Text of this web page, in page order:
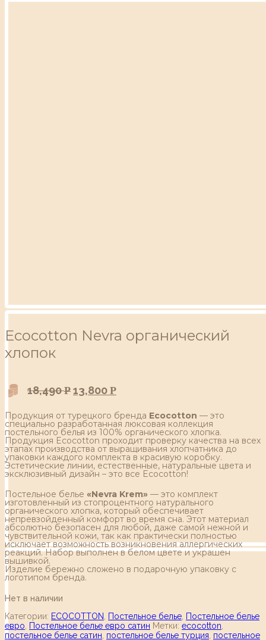
Ecocotton Nevra органический
хлопок
18,490Р 13,800 Р
Продукция от турецкого бренда Ecocotton — это
специально разработанная люксовая коллекция
постельного белья из 100% органического хлопка.
Продукция Ecocotton проходит проверку качества на всех
этапах производства от выращивания хлопчатника до
упаковки каждого комплекта в красивую коробку.
Эстетические линии, естественные, натуральные цвета и
эксклюзивный дизайн – это все Ecocotton!
Постельное белье «Nevra Krem» — это комплект
изготовленный из стопроцентного натурального
органического хлопка, который обеспечивает
непревзойденный комфорт во время сна. Этот материал
абсолютно безопасен для любой, даже самой нежной и
чувствительной кожи, так как практически полностью
исключает возможность возникновения аллергических
реакций. Набор выполнен в белом цвете и украшен
вышивкой.
Изделие бережно сложено в подарочную упаковку с
логотипом бренда.
Нет в наличии
Категории: ECOCOTTON Постельное белье Постельное белье
евро
Постельное белье евро сатин Метки: ecocotton
постельное белье сатин постельное белье турция постельное